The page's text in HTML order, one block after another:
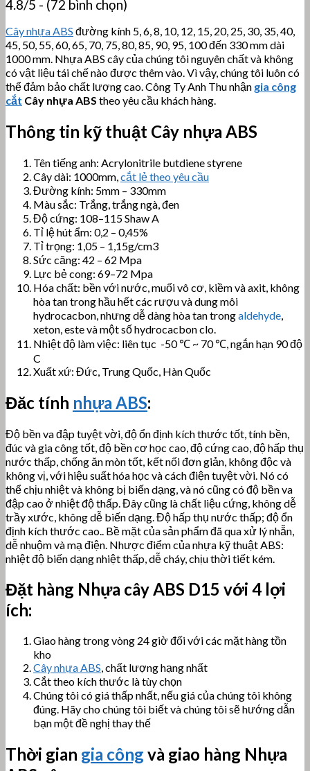
4.8/5 - (72 bình chọn)
Cây nhựa ABS đường kính 5, 6, 8, 10, 12, 15, 20, 25, 30, 35, 40,
45, 50, 55, 60, 65, 70, 75, 80, 85, 90, 95, 100 đến 330 mm dài
1000 mm. Nhựa ABS cây của chúng tôi nguyên chất và không
có vật liệu tái chế nào được thêm vào. Vì vậy, chúng tôi luôn có
thể đảm bảo chất lượng cao. Công Ty Anh Thu nhận gia công
cắt Cây nhựa ABS theo yêu cầu khách hàng.
Thông tin kỹ thuật Cây nhựa ABS
Tên tiếng anh: Acrylonitrile butdiene styrene
Cây dài: 1000mm, cắt lẻ theo yêu cầu
Đường kính: 5mm – 330mm
Màu sắc: Trắng, trắng ngà, đen
Độ cứng: 108–115 Shaw A
Tỉ lệ hút ẩm: 0,2 – 0,45%
Tỉ trọng: 1,05 – 1,15g/cm3
Sức căng: 42 – 62 Mpa
Lực bẻ cong: 69–72 Mpa
Hóa chất: bền với nước, muối vô cơ, kiềm và axit, không
hòa tan trong hầu hết các rượu và dung môi
hydrocacbon, nhưng dễ dàng hòa tan trongaldehyde
xeton, este và một số hydrocacbon clo.
Nhiệt độ làm việc: liên tục -50 ℃ ~ 70 ℃, ngắn hạn 90 độ
C
Xuất xứ: Đức, Trung Quốc, Hàn Quốc
Đăc tính nhựa ABS:
Độ bền va đập tuyệt vời, độ ổn định kích thước tốt, tính bền,
đúc và gia công tốt, độ bền cơ học cao, độ cứng cao, độ hấp thụ
nước thấp, chống ăn mòn tốt, kết nối đơn giản, không độc và
không vị, với hiệu suất hóa học và cách điện tuyệt vời. Nó có
thể chịu nhiệt và không bị biến dạng, và nó cũng có độ bền va
đập cao ở nhiệt độ thấp. Đây cũng là chất liệu cứng, không dễ
trầy xước, không dễ biến dạng. Độ hấp thụ nước thấp; độ ổn
định kích thước cao.. Bề mặt của sản phẩm đã qua xử lý nhẵn,
dễ nhuộm và mạ điện. Nhược điểm của nhựa kỹ thuật ABS:
nhiệt độ biến dạng nhiệt thấp, dễ cháy, chịu thời tiết kém.
Đặt hàng Nhựa câyABS D15 với 4 lợi
ích:
Giao hàng trong vòng 24 giờ đối với các mặt hàng tồn
kho
Cây nhựa ABS, chất lượng hạng nhất
Cắt theo kích thước là tùy chọn
Chúng tôi có giá thấp nhất, nếu giá của chúng tôi không
đúng. Hãy cho chúng tôi biết và chúng tôi sẽ hướng dẫn
bạn một đề nghị thay thế
Thời gian gia công và giao hàng Nhựa